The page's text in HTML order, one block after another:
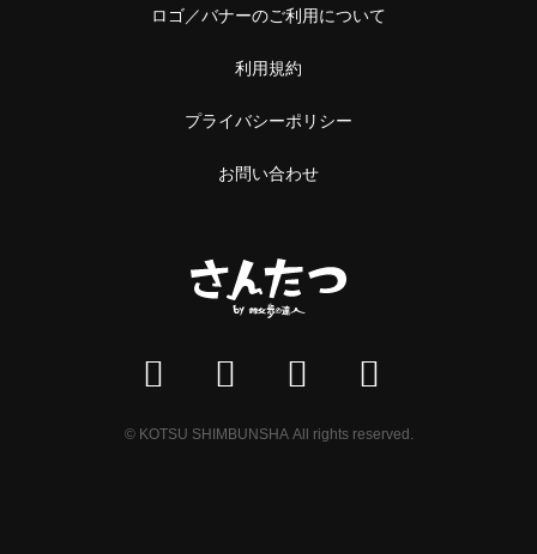
ロゴ／バナーのご利用について
利用規約
プライバシーポリシー
お問い合わせ
© KOTSU SHIMBUNSHA All rights reserved.